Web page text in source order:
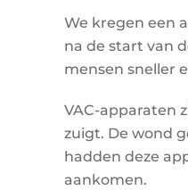
We kregen een
na de start van
mensen sneller
VAC-apparaten
zuigt. De wond
hadden deze
aankomen.